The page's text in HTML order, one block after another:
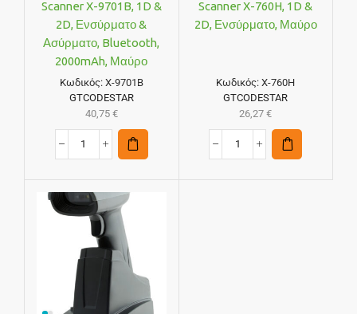
Scanner X-9701B, 1D &
2D, Ενσύρματο &
Ασύρματο, Bluetooth,
2000mAh, Μαύρο
Κωδικός: X-9701B
GTCODESTAR
40,75 €
Scanner X-760H, 1D &
2D, Ενσύρματο, Μαύρο
Κωδικός:X-760H
GTCODESTAR
26,27€